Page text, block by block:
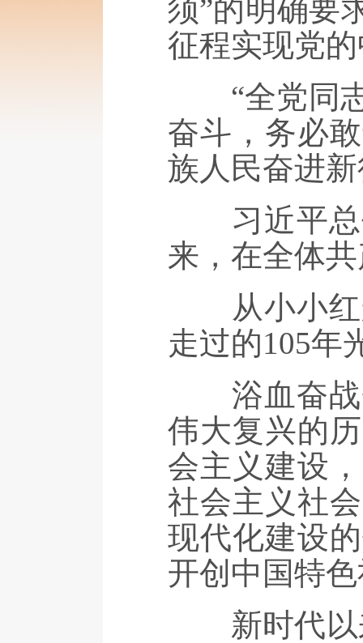
须”的明确要
征程实现党
“全党同志
奋斗，务必
族人民奋进
习近平总
来，在全体
从小小红
走过的105年
浴血奋战
伟大复兴的
会主义建设
社会主义社
现代化建设
开创中国特
新时代以来